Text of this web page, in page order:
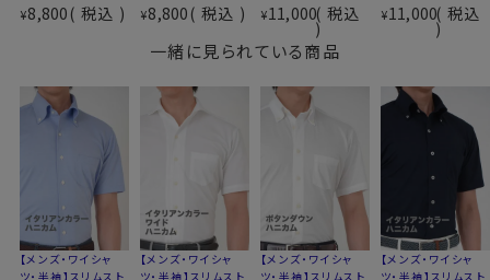
●ノーアイロンで、お手入れ楽
素材として形態安定性が抜群です。
洗濯終了後は、すぐに洗濯機から取り出してしわを伸ば
し、ハンガーにかけて干すだけ。
これでアイロンがけは、ほぼ必要ありません。
たたんでも折りじわがつきづらく、しわになりにくいため、
出張や旅行にもおすすめです。
●洗濯について
ご家庭洗濯推奨（※必ず洗濯ネットを使用ください）
綿64％
ポリエステル36％
素材名
ニット（ハニカムメッシュ）
イタリアンカラー（ワンピースカラー）
ボタンダウン
第一ボタンあり
キーパー
なし
前立て
裏前立て
後身頃
バックダーツ入り細身
ポケット
ポケットあり
¥8,800 税込 ¥8,800 税込 ¥11,000 税込 ¥11,000 税込
一緒に見られている商品
【メンズ・ワイシャ
ツ・半袖】スリムスト
【メンズ・ワイシャ
ツ・半袖】スリムスト
【メンズ・ワイシャ
ツ・半袖】スリムスト
【メンズ・ワイシャ
ツ・半袖】スリムスト